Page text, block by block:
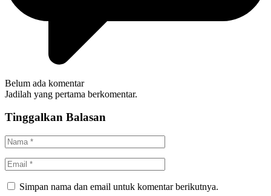
Belum ada komentar
Jadilah yang pertama berkomentar.
Tinggalkan Balasan
Simpan nama dan email untuk komentar berikutnya.